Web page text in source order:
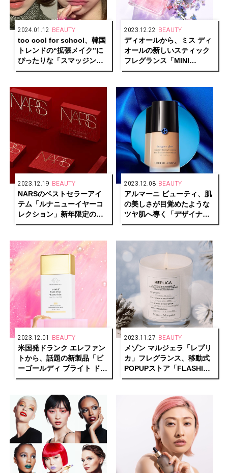
2024.01.12 BEAUTY
too cool for school、韓国
トレンドの“拡張メイク”に
ぴったりな「スマッジング
アンダーライナー」発売開
2023.12.22 BEAUTY
ディオールから、ミス ディ
オールの新しいスティック
フレグランス「MINI
MISS」誕生
2023.12.19 BEAUTY
NARSのベストセラーアイ
テム「ルナニューイヤーコ
レクション」新年限定の赤
パッケージで発売
2023.12.08 BEAUTY
アルマーニ ビューティ、肌
の美しさが目覚めたような
ツヤ肌へ導く「デザイナー
グロー ファンデーション」
2023.12.01 BEAUTY
米国発ドランク エレファン
トから、話題の新製品「ビ
ーゴールディ ブライト ドロ
ップス」が発売
2023.11.27 BEAUTY
メゾン マルジェラ「レプリ
カ」フレグランス、移動式
POPUPストア「FLASHING
MEMORIES STORE」が期